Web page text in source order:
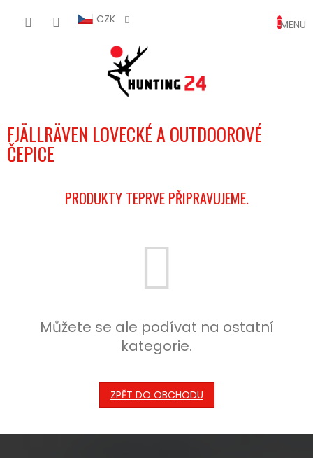
CZK
KOŠÍK
FJÄLLRÄVEN LOVECKÉ A OUTDOOROVÉ
ČEPICE
PRODUKTY TEPRVE PŘIPRAVUJEME.
Můžete se ale podívat na ostatní
kategorie.
ZPĚT DO OBCHODU